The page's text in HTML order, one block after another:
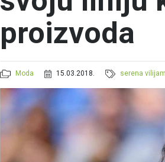
proizvoda
Moda 15.03.2018. serena